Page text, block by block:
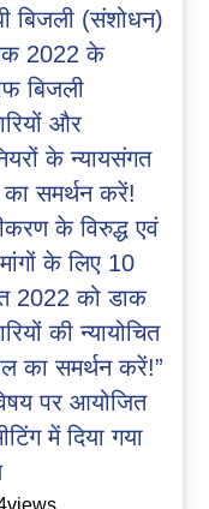
बिजली (संशोधन)
2022 के
बिजली
और
के न्यायसंगत
का समर्थन करें!
के विरुद्ध एवं
के लिए 10
2022 को डाक
की न्यायोचित
का समर्थन करें!”
पर आयोजित
में दिया गया